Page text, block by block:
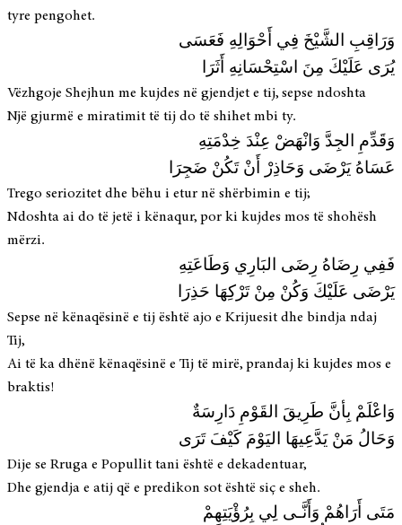
tyre pengohet.
وَرَاقِبِ الشَّيْخَ فِي أَحْوَالِهِ فَعَسَى
يُرَى عَلَيْكَ مِنَ اسْتِحْسَانِهِ أَثَرَا
Vëzhgoje Shejhun me kujdes në gjendjet e tij, sepse ndoshta
Një gjurmë e miratimit të tij do të shihet mbi ty.
وَقَدِّمِ الجِدَّ وَانْهَضْ عِنْدَ خِدْمَتِهِ
عَسَاهُ يَرْضَى وَحَاذِرْ أَنْ تَكُنْ ضَجِرَا
Trego seriozitet dhe bëhu i etur në shërbimin e tij;
Ndoshta ai do të jetë i kënaqur, por ki kujdes mos të shohësh
mërzi.
فَفِي رِضَاهُ رِضَى البَارِي وَطَاعَتِهِ
يَرْضَى عَلَيْكَ وَكُنْ مِنْ تَرْكِهَا حَذِرَا
Sepse në kënaqësinë e tij është ajo e Krijuesit dhe bindja ndaj
Tij,
Ai të ka dhënë kënaqësinë e Tij të mirë, prandaj ki kujdes mos e
braktis!
وَاعْلَمْ بِأنَّ طَرِيقَ القَوْمِ دَارِسَةٌ
وَحَالُ مَنْ يَدَّعِيهَا اليَوْمَ كَيْفَ تَرَى
Dije se Rruga e Popullit tani është e dekadentuar,
Dhe gjendja e atij që e predikon sot është siç e sheh.
مَتَى أَرَاهُمْ وَأَنَّـى لِي بِرُؤْيَتِهِمْ